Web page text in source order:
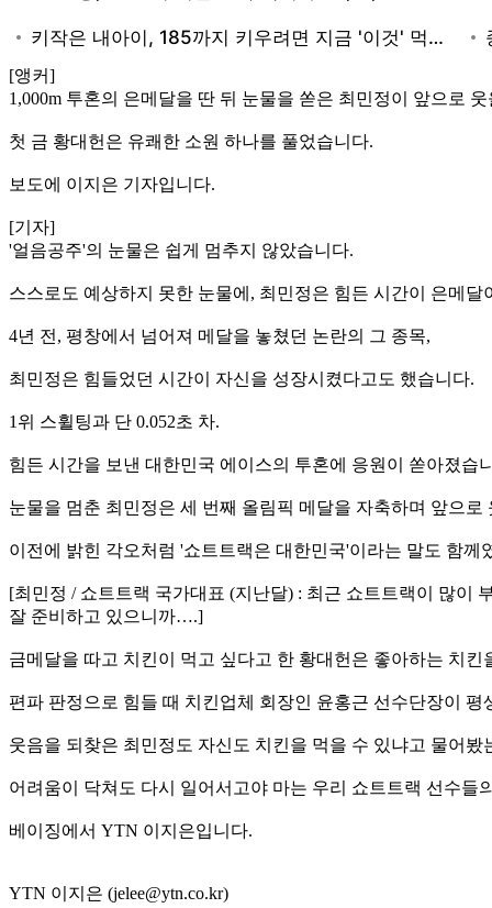
[앵커]
1,000m 투혼의 은메달을 딴 뒤 눈물을 쏟은 최민정이 앞으로
첫 금 황대헌은 유쾌한 소원 하나를 풀었습니다.
보도에 이지은 기자입니다.
[기자]
'얼음공주'의 눈물은 쉽게 멈추지 않았습니다.
스스로도 예상하지 못한 눈물에, 최민정은 힘든 시간이 은메
4년 전, 평창에서 넘어져 메달을 놓쳤던 논란의 그 종목,
최민정은 힘들었던 시간이 자신을 성장시켰다고도 했습니다.
1위 스휠팅과 단 0.052초 차.
힘든 시간을 보낸 대한민국 에이스의 투혼에 응원이 쏟아졌습
눈물을 멈춘 최민정은 세 번째 올림픽 메달을 자축하며 앞으
이전에 밝힌 각오처럼 '쇼트트랙은 대한민국'이라는 말도 함께
[최민정 / 쇼트트랙 국가대표 (지난달) : 최근 쇼트트랙이 많이
잘 준비하고 있으니까….]
금메달을 따고 치킨이 먹고 싶다고 한 황대헌은 좋아하는 치킨
편파 판정으로 힘들 때 치킨업체 회장인 윤홍근 선수단장이
웃음을 되찾은 최민정도 자신도 치킨을 먹을 수 있냐고 물어
어려움이 닥쳐도 다시 일어서고야 마는 우리 쇼트트랙 선수들
베이징에서 YTN 이지은입니다.
YTN 이지은 (jelee@ytn.co.kr)